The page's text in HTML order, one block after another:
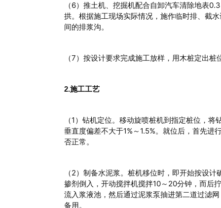
（6）推土机、挖掘机配合自卸汽车清除地表
拱。根据施工现场实际情况，施作临时排、截
间的排浆沟。
（7）按设计要求完成施工放样，用木桩定出
2.施工工艺
（1）钻机定位。移动旋喷桩机到指定桩位，
垂直度偏差不大于1%～1.5%。就位后，首先
否正常。
（2）制备水泥浆。桩机移位时，即开始按设
掺剂倒入，开动搅拌机搅拌10～20分钟，而后
流入浆液池，然后通过泥浆泵抽进第二道过滤
备用。